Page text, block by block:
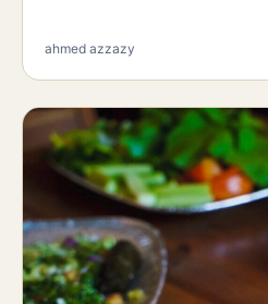
ahmed azzazy